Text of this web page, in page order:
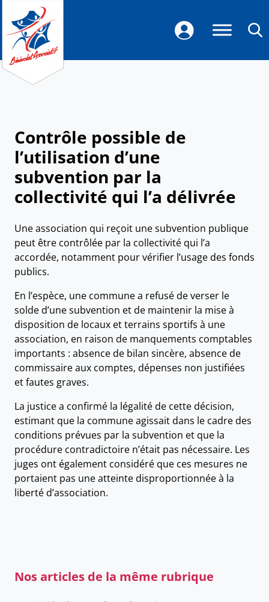
Contrôle possible de
l’utilisation d’une
subvention par la
collectivité qui l’a délivrée
Une association qui reçoit une subvention publique
peut être contrôlée par la collectivité qui l’a
accordée, notamment pour vérifier l’usage des fonds
publics.
En l’espèce, une commune a refusé de verser le
solde d’une subvention et de maintenir la mise à
disposition de locaux et terrains sportifs à une
association, en raison de manquements comptables
importants : absence de bilan sincère, absence de
commissaire aux comptes, dépenses non justifiées
et fautes graves.
La justice a confirmé la légalité de cette décision,
estimant que la commune agissait dans le cadre des
conditions prévues par la subvention et que la
procédure contradictoire n’était pas nécessaire. Les
juges ont également considéré que ces mesures ne
portaient pas une atteinte disproportionnée à la
liberté d’association.
Nos articles de la même rubrique